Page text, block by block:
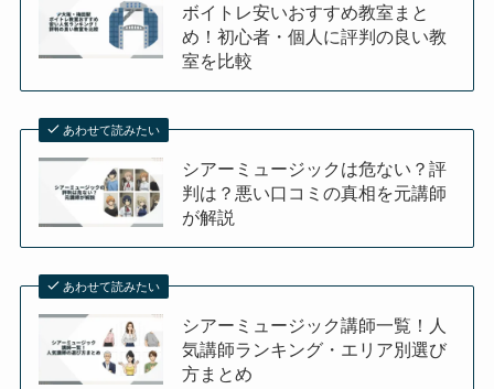
ボイトレ安いおすすめ教室まと
め！初心者・個人に評判の良い教
室を比較
あわせて読みたい
シアーミュージックは危ない？評
判は？悪い口コミの真相を元講師
が解説
あわせて読みたい
シアーミュージック講師一覧！人
気講師ランキング・エリア別選び
方まとめ